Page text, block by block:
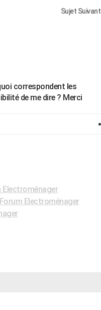
Sujet Suivant
correspondent les
de me dire ? Merci
Electroménager
Forum Electroménager